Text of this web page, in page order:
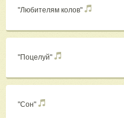
"Любителям колов"
"Поцелуй"
"Сон"